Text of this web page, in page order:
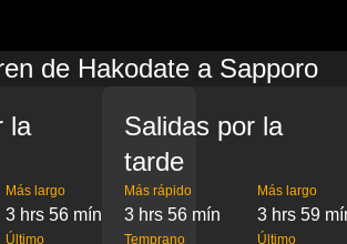
de Hakodate a Sapporo
la
Más largo
3 hrs 56 mín
Último
Salidas por la
tarde
Más rápido
3 hrs 56 mín
Más largo
3 hrs 59
Temprano Último